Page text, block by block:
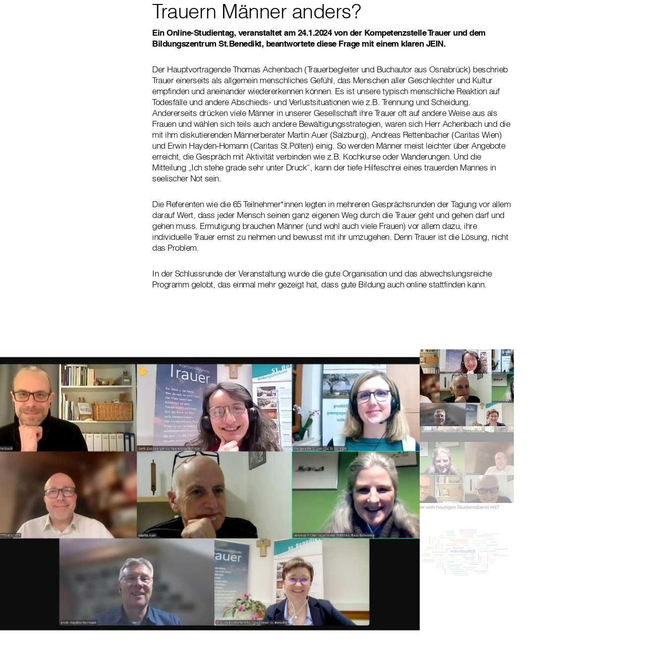
Trauern Männer anders?
Ein Online-Studientag, veranstaltet am 24.1.2024 von der Kompetenzstelle Trauer und dem
Bildungszentrum St.Benedikt, beantwortete diese Frage mit einem klaren JEIN.
Der Hauptvortragende Thomas Achenbach (Trauerbegleiter und Buchautor aus Osnabrück) beschrieb
Trauer einerseits als allgemein menschliches Gefühl, das Menschen aller Geschlechter und Kultur
empfinden und aneinander wiedererkennen können. Es ist unsere typisch menschliche Reaktion auf
Todesfälle und andere Abschieds- und Verlustsituationen wie z.B. Trennung und Scheidung.
Andererseits drücken viele Männer in unserer Gesellschaft ihre Trauer oft auf andere Weise aus als
Frauen und wählen sich teils auch andere Bewältigungsstrategien, waren sich Herr Achenbach und die
mit ihm diskutierenden Männerberater Martin Auer (Salzburg), Andreas Rettenbacher (Caritas Wien)
und Erwin Hayden-Homann (Caritas St.Pölten) einig. So werden Männer meist leichter über Angebote
erreicht, die Gespräch mit Aktivität verbinden wie z.B. Kochkurse oder Wanderungen. Und die
Mitteilung „Ich stehe grade sehr unter Druck“, kann der tiefe Hilfeschrei eines trauerden Mannes in
seelischer Not sein.
Die Referenten wie die 65 Teilnehmer*innen legten in mehreren Gesprächsrunden der Tagung vor allem
darauf Wert, dass jeder Mensch seinen ganz eigenen Weg durch die Trauer geht und gehen darf und
gehen muss. Ermutigung brauchen Männer (und wohl auch viele Frauen) vor allem dazu, ihre
individuelle Trauer ernst zu nehmen und bewusst mit ihr umzugehen. Denn Trauer ist die Lösung, nicht
das Problem.
In der Schlussrunde der Veranstaltung wurde die gute Organisation und das abwechslungsreiche
Programm gelobt, das einmal mehr gezeigt hat, dass gute Bildung auch online stattfinden kann.